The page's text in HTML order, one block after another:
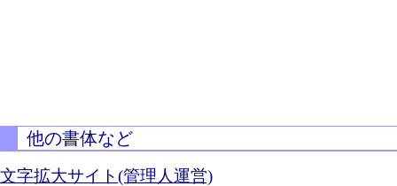
他の書体など
文字拡大サイト(管理人運営)